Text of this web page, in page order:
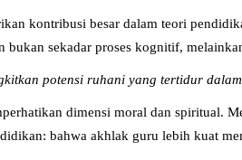
kontribusi besar dalam teori
bukan sekadar proses kognitif,
potensi ruhani yang tertidur
dimensi moral dan spiritual.
bahwa akhlak guru lebih kuat